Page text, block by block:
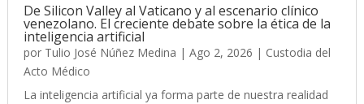
De Silicon Valley al Vaticano y al escenario clínico
venezolano. El creciente debate sobre la ética de la
inteligencia artificial
por Tulio José Núñez Medina | Ago 2, 2026 | Custodia del
Acto Médico
La inteligencia artificial ya forma parte de nuestra realidad